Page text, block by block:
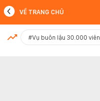
MỚI NHẤT
VỀ TRANG CHỦ
#Vụ buôn lậu 30.000